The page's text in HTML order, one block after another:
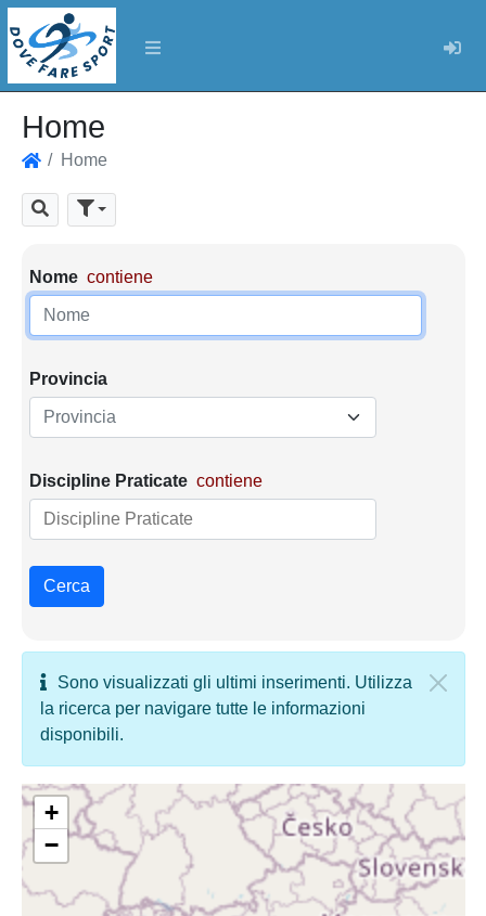
Home
Home
CercaParametri di ricerca
Nome contiene
Provincia
Provincia
Discipline Praticate contiene
Cerca
Sono visualizzati gli ultimi inserimenti. Utilizza
la ricerca per navigare tutte le informazioni
disponibili.
+
−